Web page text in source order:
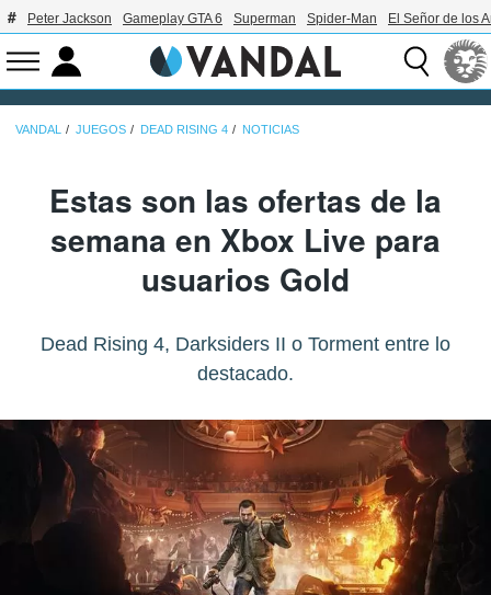
Peter Jackson Gameplay GTA 6 Superman Spider-Man El Señor de los
VANDAL JUEGOS DEAD RISING 4 NOTICIAS
Estas son las ofertas de la
semana en Xbox Live para
usuarios Gold
Dead Rising 4, Darksiders II o Torment entre lo
destacado.